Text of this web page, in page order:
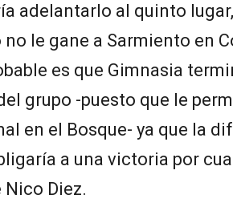
adelantarlo al quinto
le gane a Sarmiento en
es que Gimnasia
grupo -puesto que le
en el Bosque- ya que la
a una victoria por
Diez.